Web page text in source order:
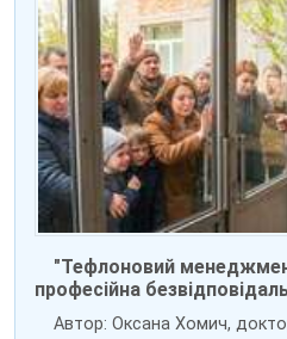
"Тефлоновий
професійна
Автор: Оксана Хомич,